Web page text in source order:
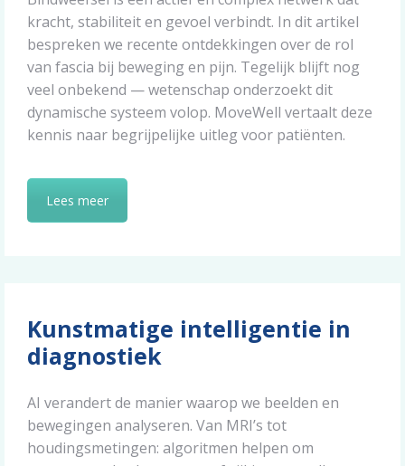
kracht, stabiliteit en gevoel verbindt. In dit artikel
bespreken we recente ontdekkingen over de rol
van fascia bij beweging en pijn. Tegelijk blijft nog
veel onbekend — wetenschap onderzoekt dit
dynamische systeem volop. MoveWell vertaalt deze
kennis naar begrijpelijke uitleg voor patiënten.
Lees meer
Kunstmatige intelligentie in
diagnostiek
AI verandert de manier waarop we beelden en
bewegingen analyseren. Van MRI’s tot
houdingsmetingen: algoritmen helpen om